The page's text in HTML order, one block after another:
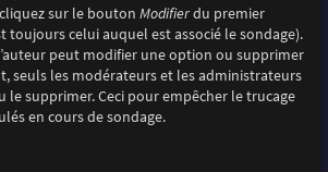
sur le bouton Modifierdu premier
toujours celui auquel est associé le sondage).
peut modifier une option ou supprimer
seuls les modérateurs et les administrateurs
le supprimer. Ceci pour empêcher le trucage
en cours de sondage.